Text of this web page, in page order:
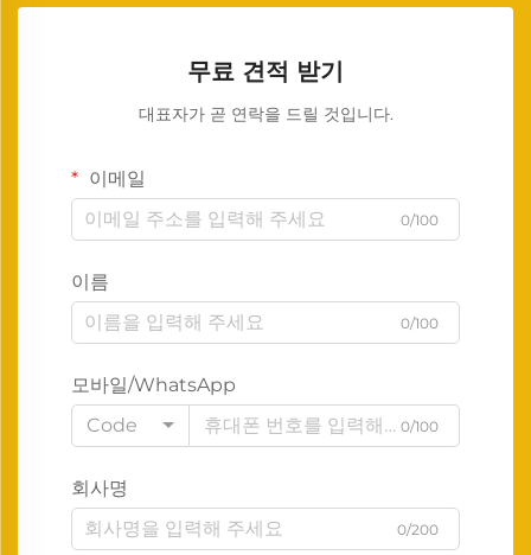
무료 견적 받기
대표자가 곧 연락을 드릴 것입니다.
이메일
0/100
이름
0/100
모바일/WhatsApp
Code
0/100
회사명
0/200